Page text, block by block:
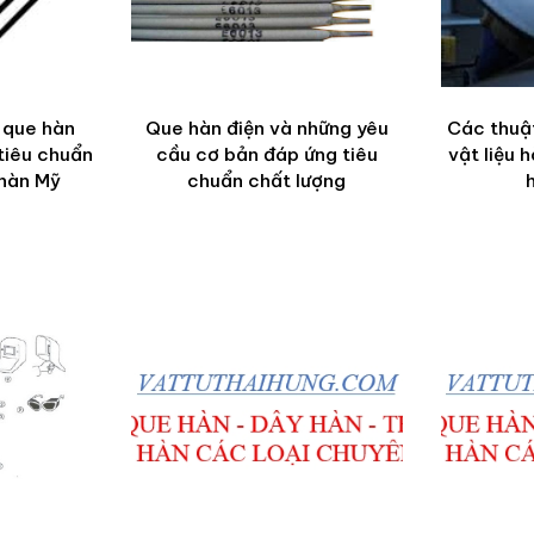
hàn
chuẩn
Mỹ
Que hàn điện và những yêu
cầu cơ bản đáp ứng tiêu
chuẩn chất lượng
Các
vật liệu